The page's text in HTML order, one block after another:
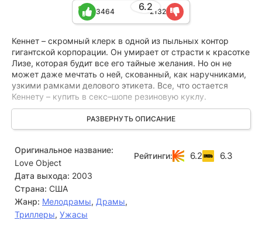
6.2
3464 2132
Кеннет – скромный клерк в одной из пыльных контор
гигантской корпорации. Он умирает от страсти к красотке
Лизе, которая будит все его тайные желания. Но он не
может даже мечтать о ней, скованный, как наручниками,
узкими рамками делового этикета. Все, что остается
Кеннету – купить в секс–шопе резиновую куклу.
Ники – вылитая Лиза, но позволит все и готова к самым
безумным сексуальным фантазиям Кеннета. Но вот
Однако его раздражают «капризы» живой красотки. Он
становится настоящим тираном, стремясь превратить
живого человека в резиновую сексуальную игрушку. Секс
делает из него маньяка…
РАЗВЕРНУТЬ ОПИСАНИЕ
Оригинальное название:
Love Object
Дата выхода: 2003
Страна: США
Жанр: Мелодрамы, Драмы,
Триллеры, Ужасы
Рейтинги: 6.2 6.3